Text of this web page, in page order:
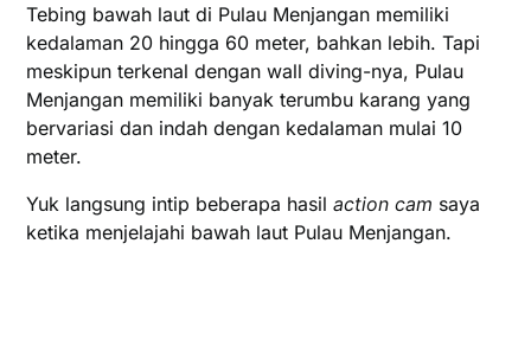
Tebing bawah laut di Pulau Menjangan memiliki
kedalaman 20 hingga 60 meter, bahkan lebih. Tapi
meskipun terkenal dengan wall diving-nya, Pulau
Menjangan memiliki banyak terumbu karang yang
bervariasi dan indah dengan kedalaman mulai 10
meter.
Yuk langsung intip beberapa hasilaction cam saya
ketika menjelajahi bawah laut Pulau Menjangan.